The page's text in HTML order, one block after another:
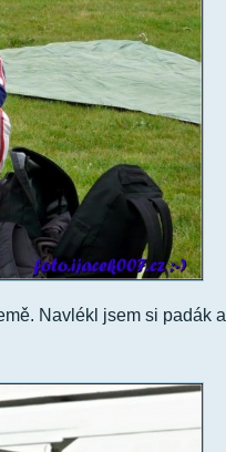
Navlékl jsem si padák a